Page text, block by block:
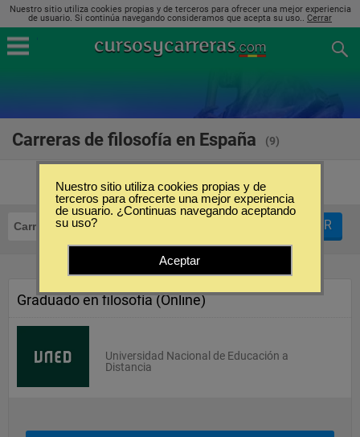
Nuestro sitio utiliza cookies propias y de terceros para ofrecer una mejor experiencia
de usuario. Si continúa navegando consideramos que acepta su uso.. Cerrar
Carreras de filosofía en España (9)
Carreras FILTRAR
Graduado en filosofía (Online)
Universidad Nacional de Educación a
Distancia
Nuestro sitio utiliza cookies propias y de
terceros para ofrecerte una mejor experiencia
de usuario. ¿Continuas navegando aceptando
su uso?
Aceptar